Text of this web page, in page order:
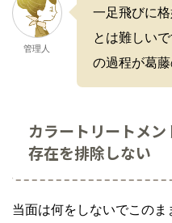
管理人
一足飛びに
とは難しい
の過程が葛藤
カラートリートメ
存在を排除しない
当面は何をしないでこの